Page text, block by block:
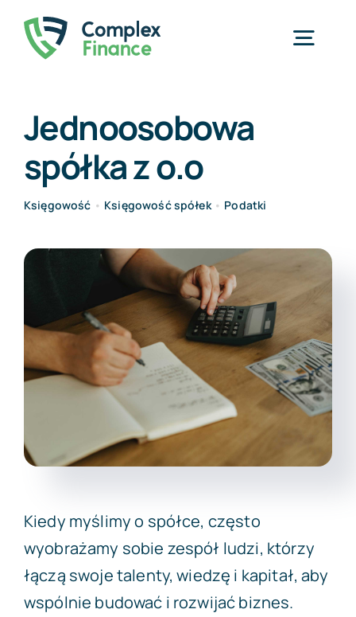
Przejdź
zawartości
O nas
Cennik
Jednoosobowa
spółka z o.o
Księgowość • Księgowość spółek• Podatki
Kiedy myślimy o spółce, często
wyobrażamy sobie zespół ludzi, którzy
łączą swoje talenty, wiedzę i kapitał, aby
wspólnie budować i rozwijać biznes.